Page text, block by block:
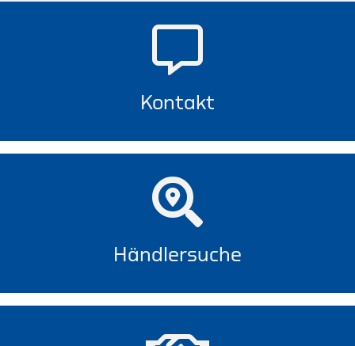
Kontakt
Händlersuche